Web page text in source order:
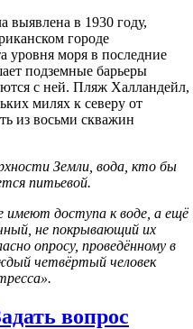
выявлена в 1930 году,
городе
уровня моря в последние
подземные барьеры
с ней. Пляж Халландейл,
милях к северу от
из восьми скважин
Земли, вода, кто бы
питьевой.
имеют доступа к воде, а ещё
не покрывающий их
опросу, проведённому в
четвёртый человек
вопрос